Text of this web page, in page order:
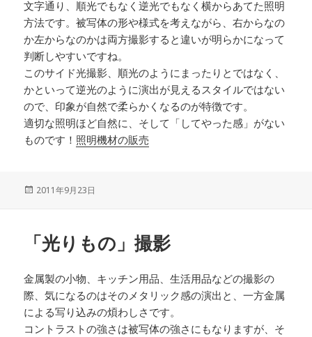
文字通り、順光でもなく逆光でもなく横からあてた照明
方法です。被写体の形や様式を考えながら、右からなの
か左からなのかは両方撮影すると違いが明らかになって
判断しやすいですね。
このサイド光撮影、順光のようにまったりとではなく、
かといって逆光のように演出が見えるスタイルではない
ので、印象が自然で柔らかくなるのが特徴です。
適切な照明ほど自然に、そして「してやった感」がない
ものです！ 照明機材の販売
投
2011年9月23日
「光りもの」撮影
金属製の小物、キッチン用品、生活用品などの撮影の
際、気になるのはそのメタリック感の演出と、一方金属
による写り込みの煩わしさです。
コントラストの強さは被写体の強さにもなりますが、そ